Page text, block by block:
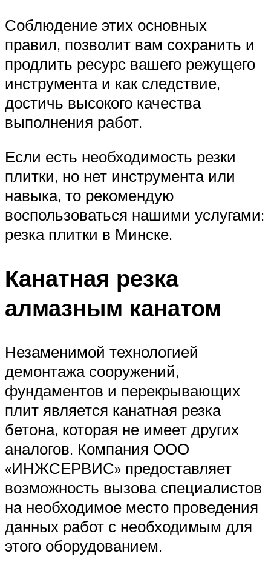
Соблюдение этих основных
правил, позволит вам сохранить и
продлить ресурс вашего режущего
инструмента и как следствие,
достичь высокого качества
выполнения работ.
Если есть необходимость резки
плитки, но нет инструмента или
навыка, то рекомендую
воспользоваться нашими услугами:
резка плитки в Минске.
Канатная резка
алмазным канатом
Незаменимой технологией
демонтажа сооружений,
фундаментов и перекрывающих
плит является канатная резка
бетона, которая не имеет других
аналогов. Компания ООО
«ИНЖСЕРВИС» предоставляет
возможность вызова специалистов
на необходимое место проведения
данных работ с необходимым для
этого оборудованием.